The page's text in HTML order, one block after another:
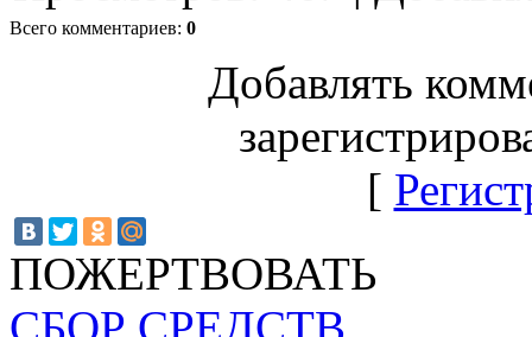
Всего комментариев: 0
Добавлять
[
ПОЖЕРТВОВАТЬ
СБОР СРЕДСТВ